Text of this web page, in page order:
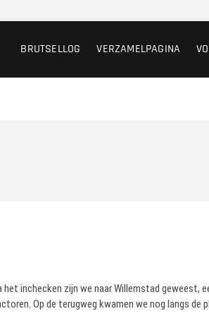
BRUTSELLOG VERZAMELPAGINA
het inchecken zijn we naar Willemstad geweest,
Op de terugweg kwamen we nog langs de